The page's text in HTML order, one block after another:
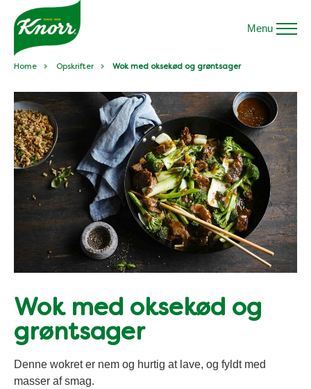
Menu
Home Opskrifter Wok med oksekød og grøntsager
Wok med oksekød og
grøntsager
Denne wokret er nem og hurtig at lave, og fyldt med
masser af smag.